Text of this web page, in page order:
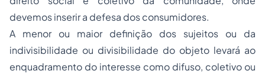
devemos inserir a defesa dos consumidores.
A menor ou maior definição dos sujeitos ou da
indivisibilidade ou divisibilidade do objeto levará ao
enquadramento do interesse como difuso, coletivo ou